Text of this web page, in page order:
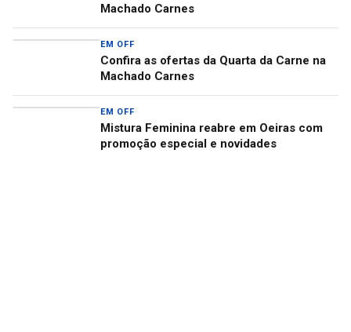
Machado Carnes
EM OFF
Confira as ofertas da Quarta da Carne na
Machado Carnes
EM OFF
Mistura Feminina reabre em Oeiras com
promoção especial e novidades